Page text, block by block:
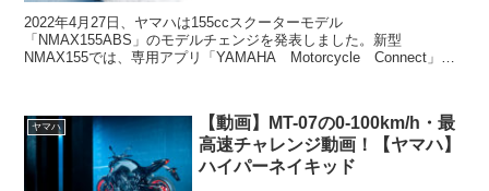
2022年4月27日、ヤマハは155ccスクーターモデル
「NMAX155ABS」のモデルチェンジを発表しました。新型
NMAX155では、専用アプリ「YAMAHA Motorcycle Connect」を
ヤマハ
【動画】MT-07の0-100km/h・最
高速チャレンジ動画！【ヤマハ】
ハイパーネイキッド